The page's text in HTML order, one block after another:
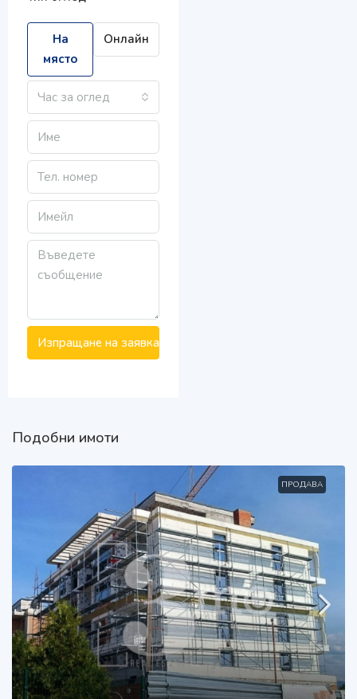
На
място
Онлайн
Час за оглед
Изпращане на заявка
Подобни имоти
ПРОДАВА